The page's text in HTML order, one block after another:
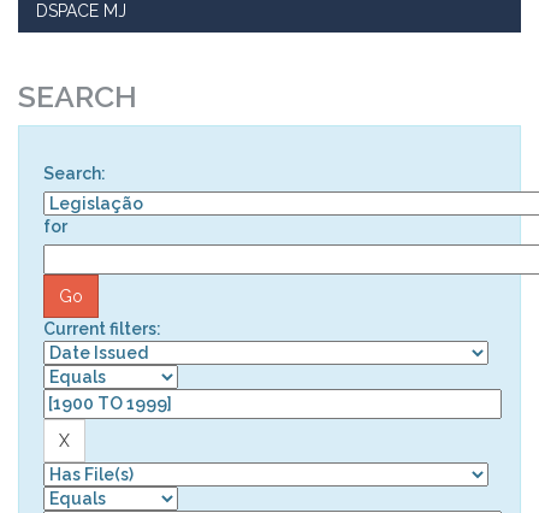
DSPACE MJ
SEARCH
Search:
for
Current filters: